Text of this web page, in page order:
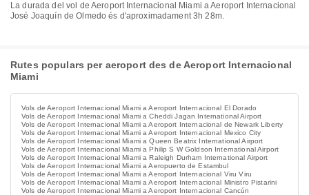
La durada del vol de Aeroport Internacional Miami a Aeroport Internacional
José Joaquín de Olmedo és d'aproximadament 3h 28m.
Rutes populars per aeroport des de Aeroport Internacional
Miami
Vols de Aeroport Internacional Miami a Aeroport Internacional El Dorado
Vols de Aeroport Internacional Miami a Cheddi Jagan International Airport
Vols de Aeroport Internacional Miami a Aeroport Internacional de Newark Liberty
Vols de Aeroport Internacional Miami a Aeroport Internacional Mexico City
Vols de Aeroport Internacional Miami a Queen Beatrix International Airport
Vols de Aeroport Internacional Miami a Philip S W Goldson International Airport
Vols de Aeroport Internacional Miami a Raleigh Durham International Airport
Vols de Aeroport Internacional Miami a Aeropuerto de Estambul
Vols de Aeroport Internacional Miami a Aeroport Internacional Viru Viru
Vols de Aeroport Internacional Miami a Aeroport Internacional Ministro Pistarini
Vols de Aeroport Internacional Miami a Aeroport Internacional Cancún